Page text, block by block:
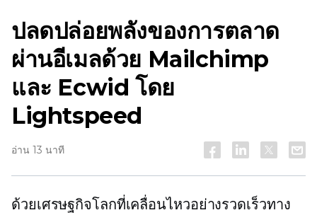
ปลดปล่อยพลังของการตลาด
ผ่านอีเมลด้วย Mailchimp
และ Ecwid โดย
Lightspeed
อ่าน 13 นาที
ด้วยเศรษฐกิจโลกที่เคลื่อนไหวอย่างรวดเร็วทาง